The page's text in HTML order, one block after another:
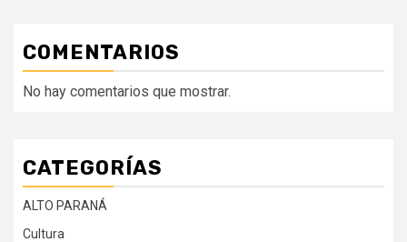
COMENTARIOS
No hay comentarios que mostrar.
CATEGORÍAS
ALTO PARANÁ
Cultura